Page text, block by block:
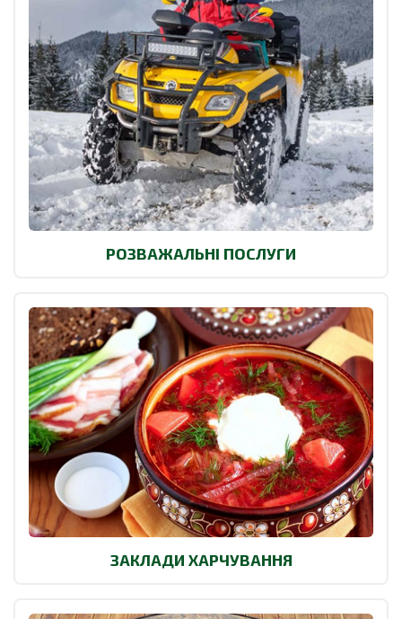
РОЗВАЖАЛЬНІ ПОСЛУГИ
ЗАКЛАДИ ХАРЧУВАННЯ